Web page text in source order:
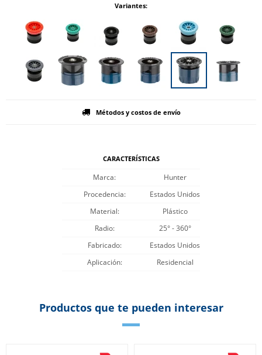
Variantes:
Métodos y costos de envío
CARACTERÍSTICAS
Marca
Hunter
Procedencia
Estados Unidos
Material
Plástico
Radio
25° - 360°
Fabricado
Estados Unidos
Aplicación
Residencial
Productos que te pueden interesar